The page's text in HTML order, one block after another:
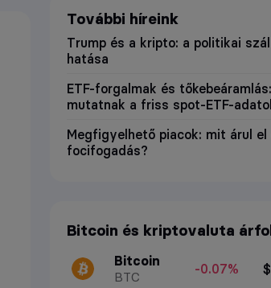
További híreink
Trump és a kripto: a politikai
hatása
ETF-forgalmak és
mutatnak a friss spot-ETF-
Megfigyelhető piacok: mit árul
focifogadás?
Bitcoin és kriptovaluta
Bitcoin
BTC
-0.07%